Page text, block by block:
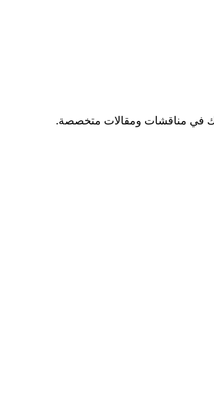
في مناقشات ومقالات متخصصة.